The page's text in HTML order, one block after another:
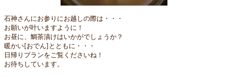
石神さんにお参りにお越しの際は・・・
お願いが叶いますように！
お昼に、鯛茶漬けはいかがでしょうか？
暖かい[おでん]とともに・・・
日帰りプランをご覧くださいね！
お待ちしています。